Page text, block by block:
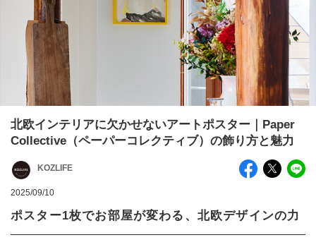
北欧インテリアに欠かせないアートポスター｜Paper
Collective（ペーパーコレクティブ）の飾り方と魅力
KOZLIFE
2025/09/10
ポスター1枚でお部屋が変わる、北欧デザインの力